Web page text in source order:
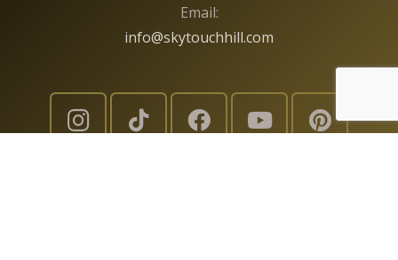
Email:
info@skytouchhill.com